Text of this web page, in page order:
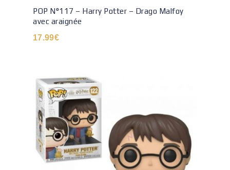
POP N°117 – Harry Potter – Drago Malfoy
avec araignée
17.99€